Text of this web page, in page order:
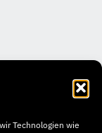
Technologien wie